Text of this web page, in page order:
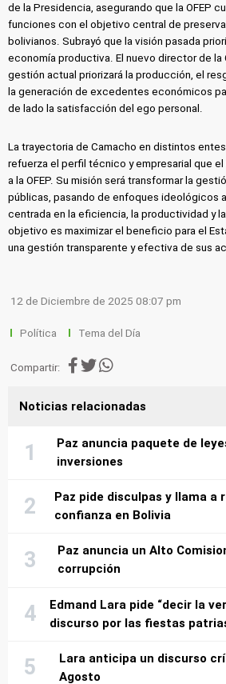
de la Presidencia, asegurando que la OFEP
funciones con el objetivo central de
bolivianos. Subrayó que la visión pasada
economía productiva. El nuevo director de la
gestión actual priorizará la producción, el
la generación de excedentes económicos
de lado la satisfacción del ego personal.
La trayectoria de Camacho en distintos
refuerza el perfil técnico y empresarial que
a la OFEP. Su misión será transformar la
públicas, pasando de enfoques ideológicos
centrada en la eficiencia, la productividad y
objetivo es maximizar el beneficio para el
una gestión transparente y efectiva de sus
12 de Diciembre de 2025 08:07 pm
Política Tema del Día
Compartir:
Noticias relacionadas
Paz anuncia paquete de
inversiones
Paz pide disculpas y llama a
confianza en Bolivia
Paz anuncia un Alto
corrupción
Edmand Lara pide “decir la
discurso por las fiestas
Lara anticipa un discurso
Agosto